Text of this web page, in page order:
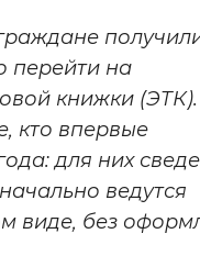
фон
перейти на
книжки (ЭТК).
кто впервые
для них
ведутся
виде, без